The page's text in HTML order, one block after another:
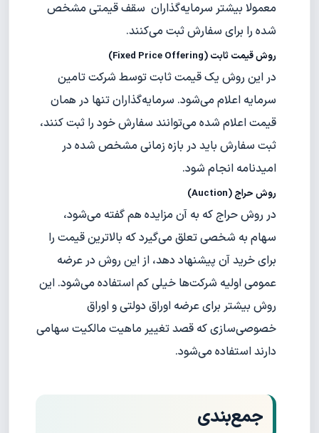
معمولا بیشتر سرمایه‌گذاران سقف قیمتی مشخص
شده را برای سفارش ثبت می‌کنند.
روش قیمت ثابت (Fixed Price Offering)
در این روش یک قیمت ثابت توسط شرکت تامین
سرمایه اعلام می‌شود. سرمایه‌گذاران تنها در همان
قیمت اعلام شده می‌توانند سفارش خود را ثبت کنند،
ثبت سفارش باید در بازه زمانی مشخص شده در
امیدنامه انجام شود.
روش حراج (Auction)
در روش حراج که به آن مزایده هم گفته می‌شود،
سهام به شخصی تعلق می‌گیرد که بالاترین قیمت را
برای خرید آن پیشنهاد دهد، از این روش در عرضه
عمومی اولیه شرکت‌ها خیلی کم استفاده می‌شود. این
روش بیشتر برای عرضه اوراق دولتی و اوراق
خصوصی‌سازی که قصد تغییر ماهیت مالکیت سهامی
دارند استفاده می‌شود.
جمع‌بندی